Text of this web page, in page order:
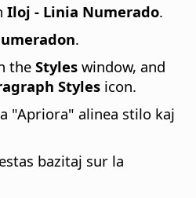
Iloj - Linia Numerado.
.
the Styles window, and
Styles icon.
"Apriora" alinea stilo kaj
bazitaj sur la